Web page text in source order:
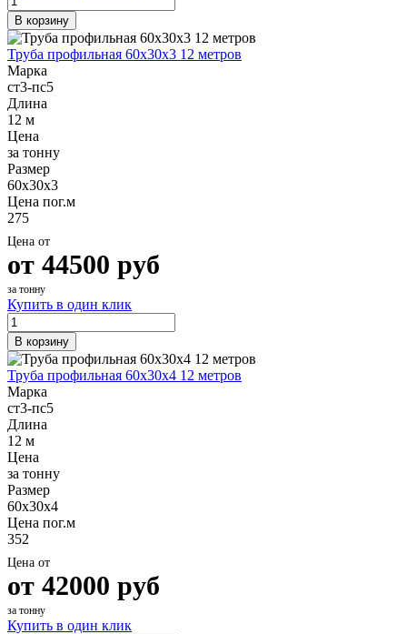
В корзину
Труба профильная 60х30х3 12 метров
Марка
ст3-пс5
Длина
12 м
Цена
за тонну
Размер
60х30х3
Цена пог.м
275
Цена от
от 44500 руб
за тонну
Купить в один клик
В корзину
Труба профильная 60х30х4 12 метров
Марка
ст3-пс5
Длина
12 м
Цена
за тонну
Размер
60х30х4
Цена пог.м
352
Цена от
от 42000 руб
за тонну
Купить в один клик